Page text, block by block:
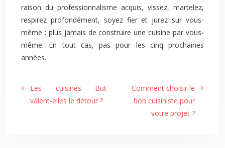
raison du professionnalisme acquis, vissez, martelez,
respirez profondément, soyez fier et jurez sur vous-
même : plus jamais de construire une cuisine par vous-
même. En tout cas, pas pour les cinq prochaines
années.
Les cuisines But
valent-elles le détour ?
Comment choisir le
bon cuisiniste pour
votre projet ?